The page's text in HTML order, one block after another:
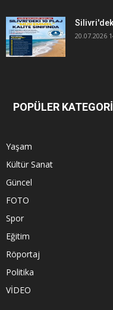
20.07.2026
POPÜLER
Yaşam
Kültür Sanat
Güncel
FOTO
Spor
Eğitim
Röportaj
Politika
VİDEO